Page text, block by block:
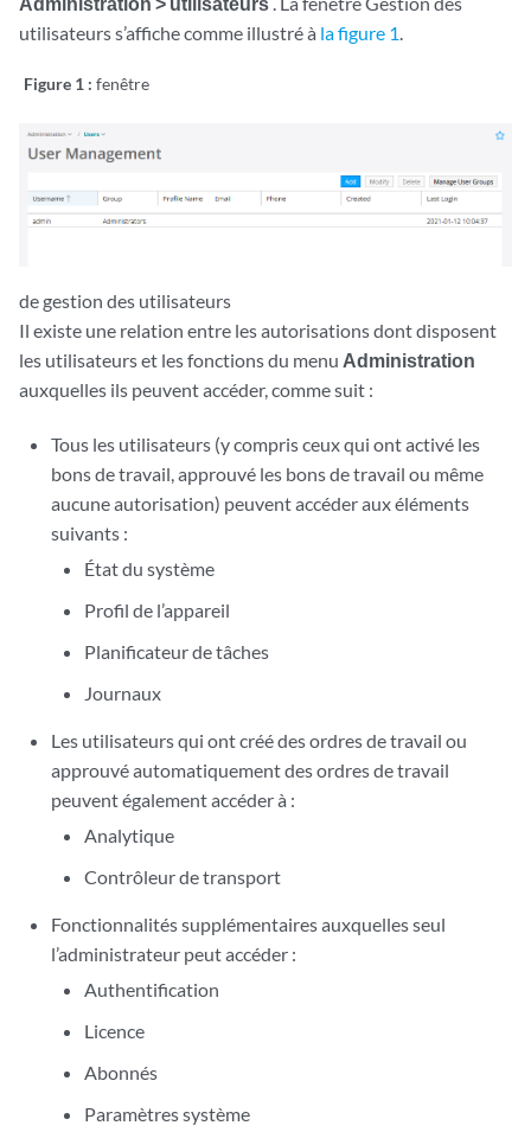
utilisateurs s’affiche comme illustré à la figure 1.
Figure 1 : fenêtre
de gestion des utilisateurs
Il existe une relation entre les autorisations dont disposent
les utilisateurs et les fonctions du menu Administration
auxquelles ils peuvent accéder, comme suit :
Tous les utilisateurs (y compris ceux qui ont activé les
bons de travail, approuvé les bons de travail ou même
aucune autorisation) peuvent accéder aux éléments
suivants :
État du système
Profil de l’appareil
Planificateur de tâches
Journaux
Les utilisateurs qui ont créé des ordres de travail ou
approuvé automatiquement des ordres de travail
peuvent également accéder à :
Analytique
Contrôleur de transport
Fonctionnalités supplémentaires auxquelles seul
l’administrateur peut accéder :
Authentification
Licence
Abonnés
Paramètres système